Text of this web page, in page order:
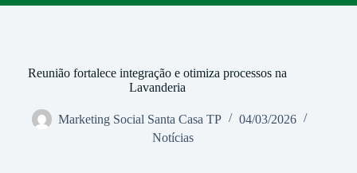
Reunião fortalece integração e otimiza processos na
Lavanderia
Marketing Social Santa Casa TP
04/03/2026
Notícias